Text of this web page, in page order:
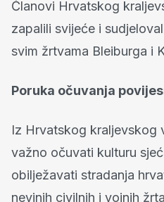
Članovi Hrvatskog
zapalili svijeće i
svim žrtvama Bleiburga i
Poruka očuvanja
Iz Hrvatskog kraljevskog
važno očuvati kulturu
obilježavati stradanja
nevinih civilnih i vojnih